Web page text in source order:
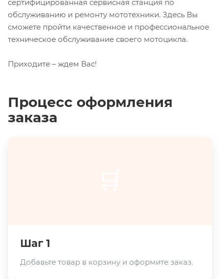
сертифицированная сервисная станция по
обслуживанию и ремонту мототехники. Здесь Вы
сможете пройти качественное и профессиональное
техническое обслуживание своего мотоцикла.
Приходите – ждем Вас!
Процесс оформления
заказа
Шаг 1
Добавьте товар в корзину и оформите заказ.